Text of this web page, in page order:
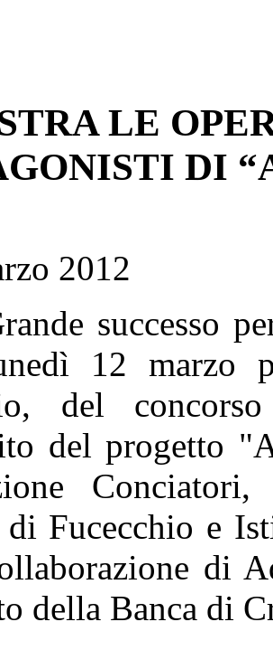
LE
DI
2012
successo
12 marzo
del
del progetto
di Fucecchio e
di
della Banca di